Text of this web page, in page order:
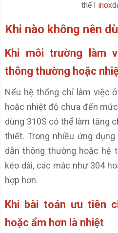
thế I
Khi nào không nên
Khi môi trường làm
thông thường hoặc
Nếu hệ thống chỉ làm việc
hoặc nhiệt độ chưa đến
dùng 310S có thể làm tăng
thiết. Trong nhiều ứng
dẫn thông thường hoặc hệ
kéo dài, các mác như 304
hợp hơn.
Khi bài toán ưu tiên
hoặc ẩm hơn là nhiệt